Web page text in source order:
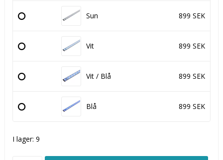
Sun 899 SEK
Vit 899 SEK
Vit / Blå 899 SEK
Blå 899 SEK
I lager: 9